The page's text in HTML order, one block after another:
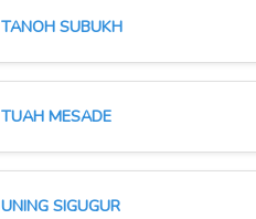
TANOH SUBUKH
TUAH MESADE
UNING SIGUGUR